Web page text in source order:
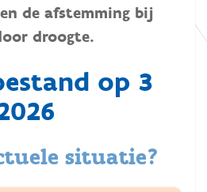
de afstemming bij
droogte.
op 3
situatie?